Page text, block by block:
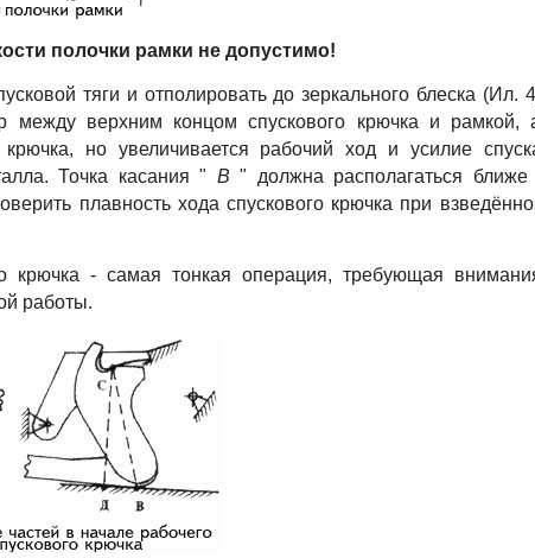
полочки рамки не допустимо!
тяги и отполировать до зеркального блеска (Ил.
между верхним концом спускового крючка и рамкой,
но увеличивается рабочий ход и усилие
Точка касания " B " должна располагаться ближе
плавность хода спускового крючка при
крючка - самая тонкая операция, требующая
работы.